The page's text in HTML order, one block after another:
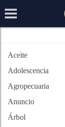
Aceite
Adolescencia
Agropecuaria
Anuncio
Árbol